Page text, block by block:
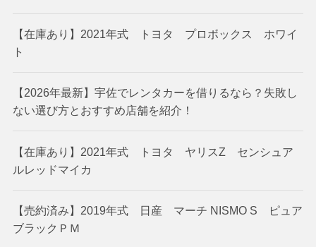
【在庫あり】2021年式 トヨタ プロボックス ホワイ
ト
【2026年最新】宇佐でレンタカーを借りるなら？失敗し
ない選び方とおすすめ店舗を紹介！
【在庫あり】2021年式 トヨタ ヤリスZ センシュア
ルレッドマイカ
【売約済み】2019年式 日産 マーチ NISMO S ピュア
ブラックＰＭ